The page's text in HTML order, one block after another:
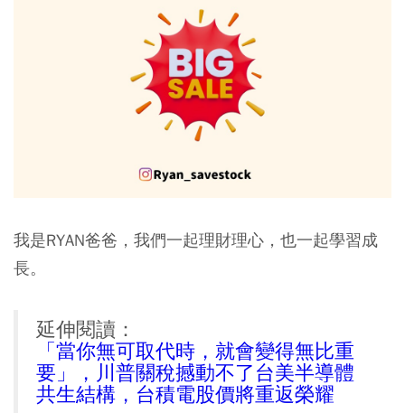
我是RYAN爸爸，我們一起理財理心，也一起學習成
長。
延伸閱讀：
「當你無可取代時，就會變得無比重
要」，川普關稅撼動不了台美半導體
共生結構，台積電股價將重返榮耀